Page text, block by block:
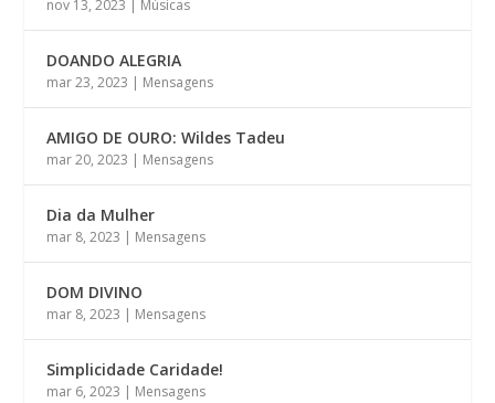
nov 13, 2023 | Músicas
DOANDO ALEGRIA
mar 23, 2023 | Mensagens
AMIGO DE OURO: Wildes Tadeu
mar 20, 2023 | Mensagens
Dia da Mulher
mar 8, 2023 | Mensagens
DOM DIVINO
mar 8, 2023 | Mensagens
Simplicidade Caridade!
mar 6, 2023 | Mensagens